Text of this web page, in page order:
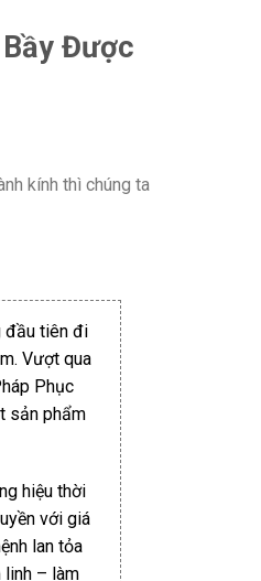
Được
kính thì chúng ta
đầu tiên đi
Vượt qua
Phục
sản phẩm
hiệu thời
với giá
lan tỏa
linh – làm